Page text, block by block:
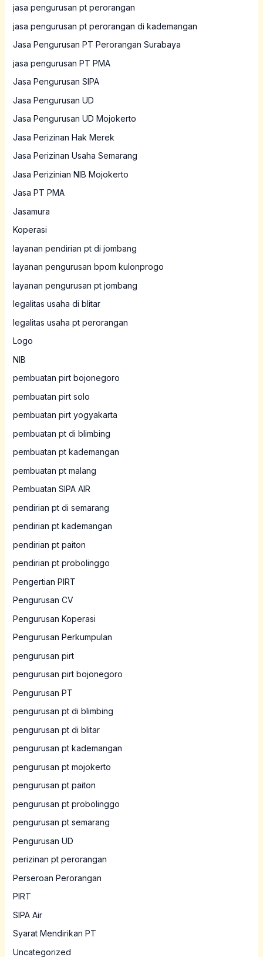
jasa pengurusan pt perorangan
jasa pengurusan pt perorangan di kademangan
Jasa Pengurusan PT Perorangan Surabaya
jasa pengurusan PT PMA
Jasa Pengurusan SIPA
Jasa Pengurusan UD
Jasa Pengurusan UD Mojokerto
Jasa Perizinan Hak Merek
Jasa Perizinan Usaha Semarang
Jasa Perizinian NIB Mojokerto
Jasa PT PMA
Jasamura
Koperasi
layanan pendirian pt di jombang
layanan pengurusan bpom kulonprogo
layanan pengurusan pt jombang
legalitas usaha di blitar
legalitas usaha pt perorangan
Logo
NIB
pembuatan pirt bojonegoro
pembuatan pirt solo
pembuatan pirt yogyakarta
pembuatan pt di blimbing
pembuatan pt kademangan
pembuatan pt malang
Pembuatan SIPA AIR
pendirian pt di semarang
pendirian pt kademangan
pendirian pt paiton
pendirian pt probolinggo
Pengertian PIRT
Pengurusan CV
Pengurusan Koperasi
Pengurusan Perkumpulan
pengurusan pirt
pengurusan pirt bojonegoro
Pengurusan PT
pengurusan pt di blimbing
pengurusan pt di blitar
pengurusan pt kademangan
pengurusan pt mojokerto
pengurusan pt paiton
pengurusan pt probolinggo
pengurusan pt semarang
Pengurusan UD
perizinan pt perorangan
Perseroan Perorangan
PIRT
SIPA Air
Syarat Mendirikan PT
Uncategorized